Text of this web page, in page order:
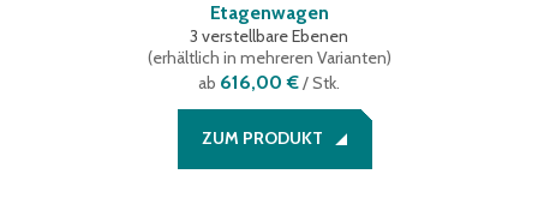
Etagenwagen
3 verstellbare Ebenen
(erhältlich in mehreren Varianten)
ab 616,00 €/ Stk.
ZUM PRODUKT